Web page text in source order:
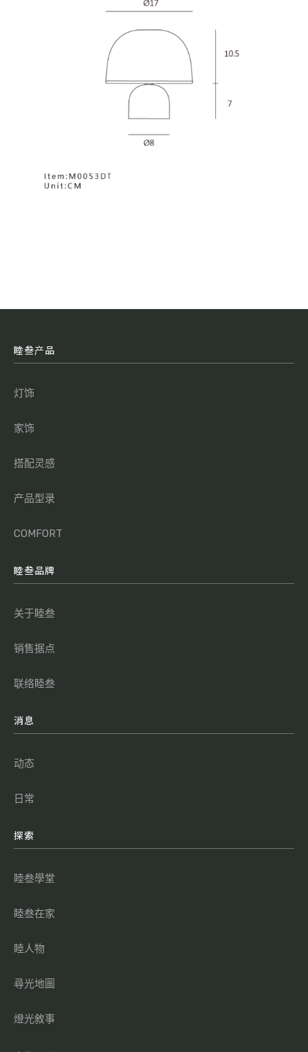
睦叁产品
灯饰
家饰
搭配灵感
产品型录
COMFORT
睦叁品牌
关于睦叁
销售据点
联络睦叁
消息
动态
日常
探索
睦叁學堂
睦叁在家
睦人物
尋光地圖
燈光敘事